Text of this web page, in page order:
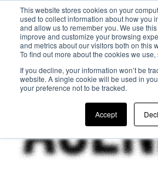
This website stores cookies on your
used to collect information about how you
and allow us to remember you. We use
improve and customize your browsing
and metrics about our visitors both on this
To find out more about the cookies we
If you decline, your information won’t be
website. A single cookie will be used in
your preference not to be tracked.
Accept
Passa al contenuto